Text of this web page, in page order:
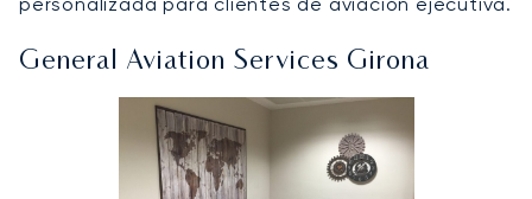
General Aviation Services Girona